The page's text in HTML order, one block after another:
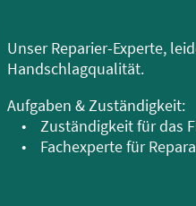
Unser Reparier-Experte,
Handschlagqualität.
Aufgaben & Zuständigkeit:
• Zuständigkeit für das
• Fachexperte für